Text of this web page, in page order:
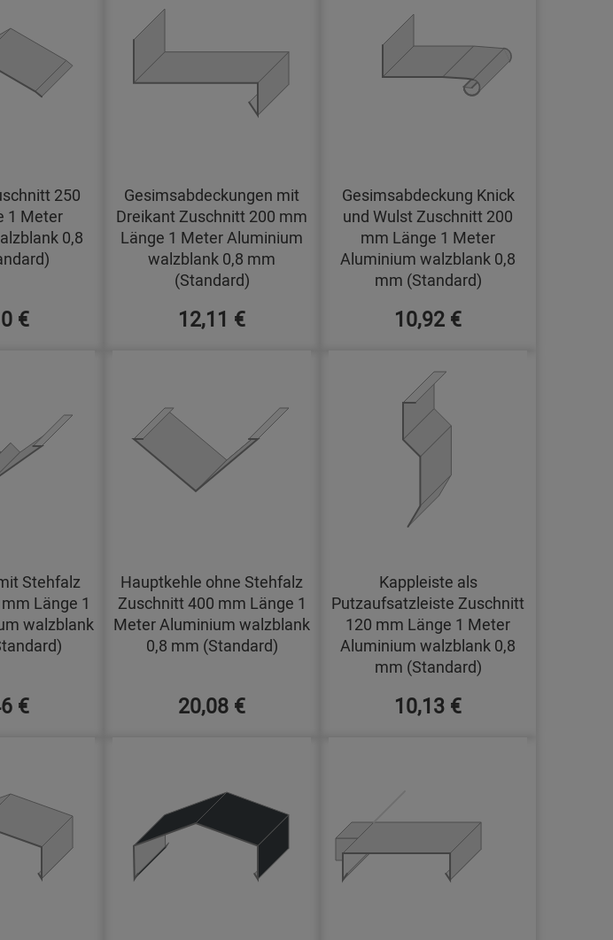
250
1 Meter
0,8
€
Gesimsabdeckungen mit
Dreikant Zuschnitt 200 mm
Länge 1 Meter Aluminium
walzblank 0,8 mm
(Standard)
12,11 €
Gesimsabdeckung Knick
und Wulst Zuschnitt 200
mm Länge 1 Meter
Aluminium walzblank 0,8
mm (Standard)
10,92 €
Stehfalz
Länge 1
walzblank
€
Hauptkehle ohne Stehfalz
Zuschnitt 400 mm Länge 1
Meter Aluminium walzblank
0,8 mm (Standard)
20,08 €
Kappleiste als
Putzaufsatzleiste Zuschnitt
120 mm Länge 1 Meter
Aluminium walzblank 0,8
mm (Standard)
10,13 €